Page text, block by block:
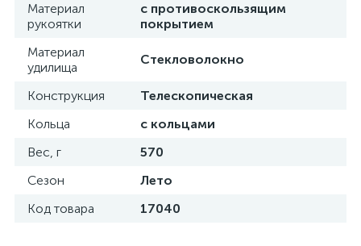
Материал
рукоятки
с противоскользящим
покрытием
Материал
удилища
Стекловолокно
Конструкция
Телескопическая
Кольца
с кольцами
Вес, г
570
Сезон
Лето
Код товара
17040